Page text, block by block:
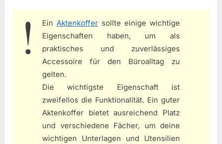
Ein Aktenkoffer sollte einige wichtige
Eigenschaften haben, um als
praktisches und zuverlässiges
Accessoire für den Büroalltag zu
gelten.
Die wichtigste Eigenschaft ist
zweifellos die Funktionalität. Ein guter
Aktenkoffer bietet ausreichend Platz
und verschiedene Fächer, um deine
wichtigen Unterlagen und Utensilien